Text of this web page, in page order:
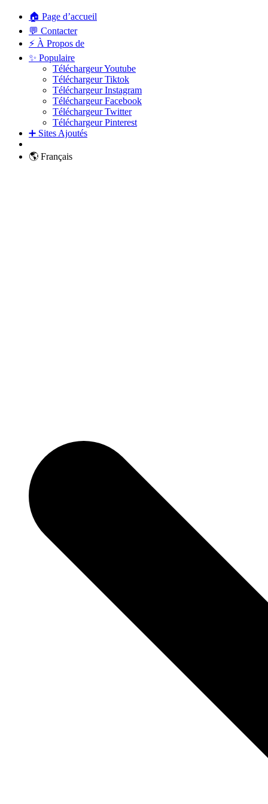
🏠 Page d’accueil
💬 Contacter
⚡ À Propos de
✨ Populaire
Téléchargeur Youtube
Téléchargeur Tiktok
Téléchargeur Instagram
Téléchargeur Facebook
Téléchargeur Twitter
Téléchargeur Pinterest
➕ Sites Ajoutés
🌎 Français